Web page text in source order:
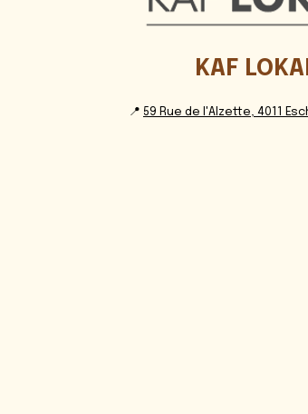
KAF
📍 59 Rue de l'Alzette, 4011